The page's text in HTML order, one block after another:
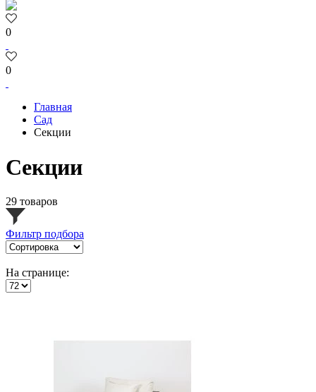
0
0
Главная
Сад
Секции
Секции
29 товаров
Фильтр подбора
На странице: